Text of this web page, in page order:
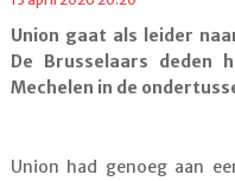
Union gaat als leider
De Brusselaars
Mechelen in de
Union had genoeg aan